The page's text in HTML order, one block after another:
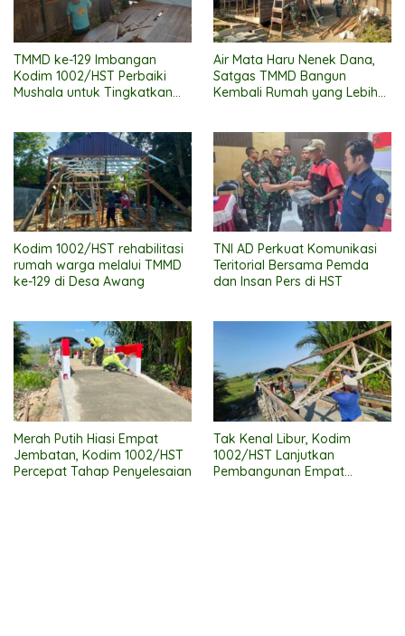
TMMD ke-129 Imbangan
Kodim 1002/HST Perbaiki
Mushala untuk Tingkatkan
Air Mata Haru Nenek Dana,
Satgas TMMD Bangun
Kembali Rumah yang Lebih
Kodim 1002/HST rehabilitasi
rumah warga melalui TMMD
ke-129 di Desa Awang
TNI AD Perkuat Komunikasi
Teritorial Bersama Pemda
dan Insan Pers di HST
Merah Putih Hiasi Empat
Jembatan, Kodim 1002/HST
Percepat Tahap Penyelesaian
Tak Kenal Libur, Kodim
1002/HST Lanjutkan
Pembangunan Empat